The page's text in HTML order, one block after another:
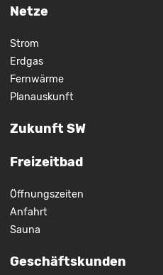
Netze
Strom
Erdgas
Fernwärme
Planauskunft
Zukunft SW
Freizeitbad
Öffnungszeiten
Anfahrt
Sauna
Geschäftskunden